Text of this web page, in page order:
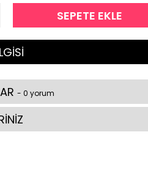
SEPETE EKLE
- 0 yorum